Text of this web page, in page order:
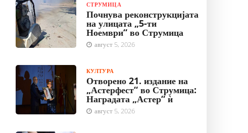
СТРУМИЦА
Почнува реконструкцијата
на улицата „5-ти
Ноември“ во Струмица
август 5, 2026
КУЛТУРА
Отворено 21. издание на
„Астерфест“ во Струмица:
Наградата „Астер“ ѝ
август 5, 2026